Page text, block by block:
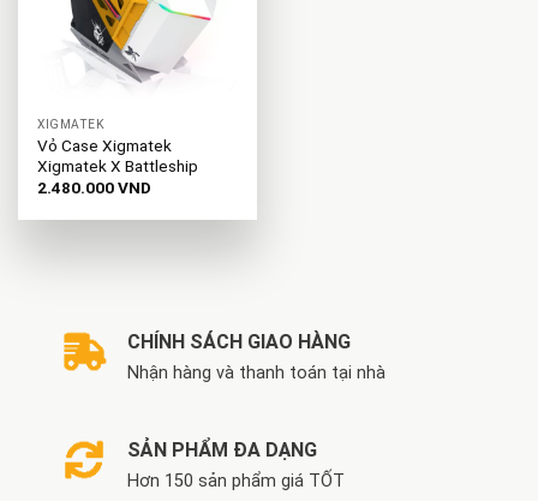
XIGMATEK
Vỏ Case Xigmatek
Xigmatek X Battleship
2.480.000VND
CHÍNH SÁCH GIAO HÀNG
Nhận hàng và thanh toán tại nhà
SẢN PHẨM ĐA DẠNG
Hơn 150 sản phẩm giá TỐT